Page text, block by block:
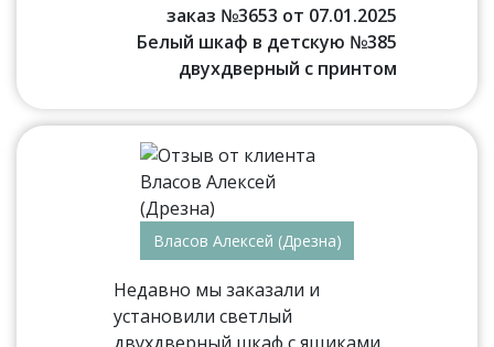
заказ №3653 от 07.01.2025
Белый шкаф в детскую №385
двухдверный с принтом
Власов Алексей (Дрезна)
Недавно мы заказали и
установили светлый